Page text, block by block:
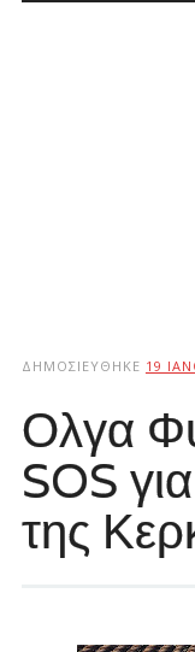
ΔΗΜΟΣΙΕΎΘΗΚΕ 19
Ολγα
SOS
της